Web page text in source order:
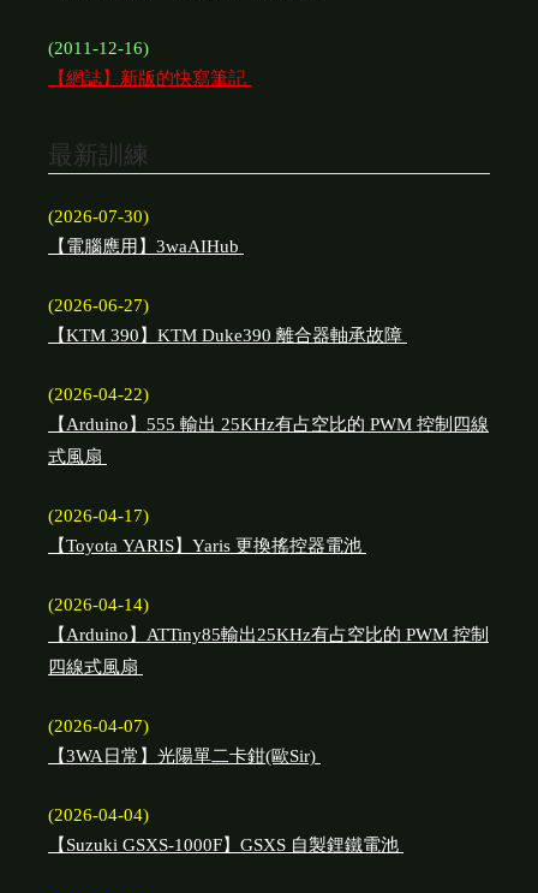
(2011-12-16)
【網誌】新版的快寫筆記
最新訓練
(2026-07-30)
【電腦應用】3waAIHub
(2026-06-27)
【KTM 390】KTM Duke390 離合器軸承故障
(2026-04-22)
【Arduino】555 輸出 25KHz有占空比的 PWM 控制四線
式風扇
(2026-04-17)
【Toyota YARIS】Yaris 更換搖控器電池
(2026-04-14)
【Arduino】ATTiny85輸出25KHz有占空比的 PWM 控制
四線式風扇
(2026-04-07)
【3WA日常】光陽單二卡鉗(歐Sir)
(2026-04-04)
【Suzuki GSXS-1000F】GSXS 自製鋰鐵電池